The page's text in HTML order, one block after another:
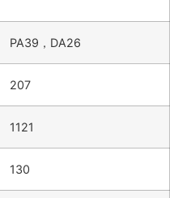
PA39，DA26
207
1121
130